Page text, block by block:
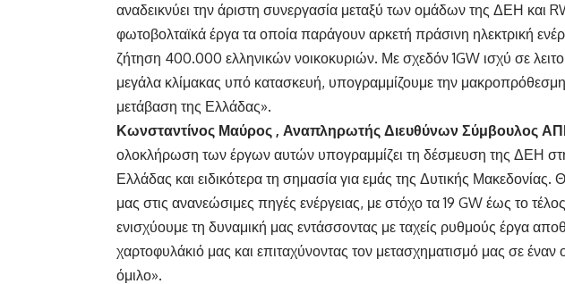
αναδεικνύει την άριστη συνεργασία μεταξύ των ομάδων της ΔΕΗ και
φωτοβολταϊκά έργα τα οποία παράγουν αρκετή πράσινη ηλεκτρική
ζήτηση 400.000 ελληνικών νοικοκυριών. Με σχεδόν 1GW ισχύ σε
μεγάλα κλίμακας υπό κατασκευή, υπογραμμίζουμε την
μετάβαση της Ελλάδας».
Κωνσταντίνος Μαύρος , Αναπληρωτής Διευθύνων Σύμβουλος
ολοκλήρωση των έργων αυτών υπογραμμίζει τη δέσμευση της ΔΕΗ
Ελλάδας και ειδικότερα τη σημασία για εμάς της Δυτικής Μακεδονίας.
μας στις ανανεώσιμες πηγές ενέργειας, με στόχο τα 19 GW έως το
ενισχύουμε τη δυναμική μας εντάσσοντας με ταχείς ρυθμούς έργα
χαρτοφυλάκιό μας και επιταχύνοντας τον μετασχηματισμό μας σε
όμιλο».